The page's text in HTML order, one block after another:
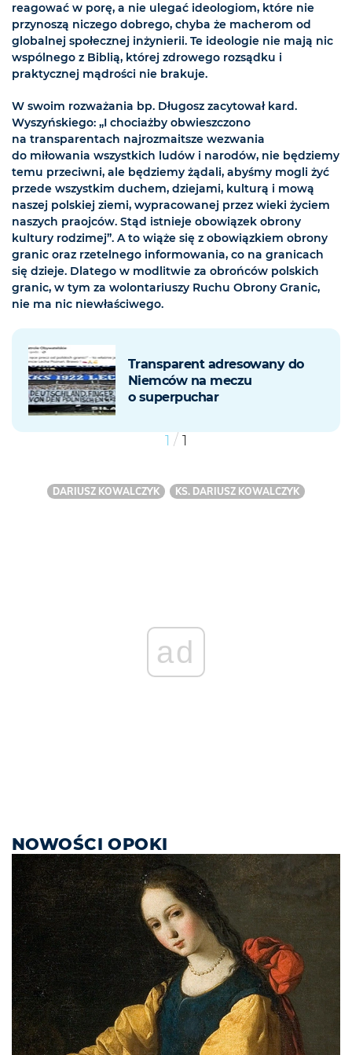
reagować w porę, a nie ulegać ideologiom, które nie
przynoszą niczego dobrego, chyba że macherom od
globalnej społecznej inżynierii. Te ideologie nie mają nic
wspólnego z Biblią, której zdrowego rozsądku i
praktycznej mądrości nie brakuje.
W swoim rozważania bp. Długosz zacytował kard.
Wyszyńskiego: „I chociażby obwieszczono
na transparentach najrozmaitsze wezwania
do miłowania wszystkich ludów i narodów, nie będziemy
temu przeciwni, ale będziemy żądali, abyśmy mogli żyć
przede wszystkim duchem, dziejami, kulturą i mową
naszej polskiej ziemi, wypracowanej przez wieki życiem
naszych praojców. Stąd istnieje obowiązek obrony
kultury rodzimej”. A to wiąże się z obowiązkiem obrony
granic oraz rzetelnego informowania, co na granicach
się dzieje. Dlatego w modlitwie za obrońców polskich
granic, w tym za wolontariuszy Ruchu Obrony Granic,
nie ma nic niewłaściwego.
Transparent adresowany do
Niemców na meczu
o superpuchar
1 / 1
DARIUSZ KOWALCZYK KS. DARIUSZ KOWALCZYK
ad
NOWOŚCI OPOKI